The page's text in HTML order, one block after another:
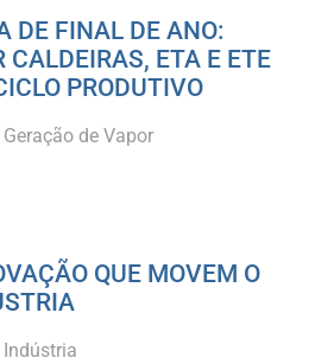
DE FINAL DE ANO:
CALDEIRAS, ETA E ETE
PRODUTIVO
Geração de Vapor
QUE MOVEM O
Indústria